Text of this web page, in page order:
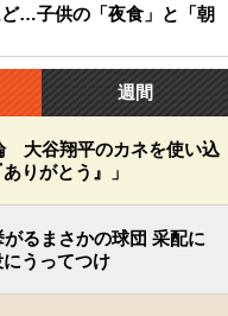
…子供の「夜食」と「朝
週間
大谷翔平のカネを使い込
りがとう』」
るまさかの球団 采配に
うってつけ